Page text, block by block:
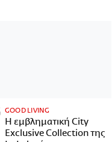
GOOD LIVING
Η εμβληματική City
Exclusive Collection της